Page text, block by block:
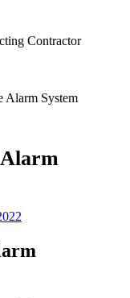
Contractor
Alarm System
Alarm